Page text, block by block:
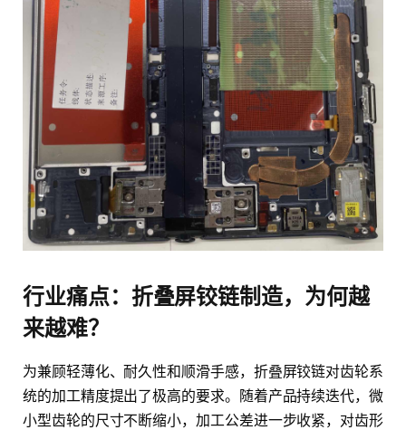
行业痛点： 折叠屏铰链制造，为何越
来越难？
为兼顾轻薄化、耐久性和顺滑手感，折叠屏铰链对齿轮系
统的加工精度提出了极高的要求。随着产品持续迭代，微
小型齿轮的尺寸不断缩小，加工公差进一步收紧，对齿形